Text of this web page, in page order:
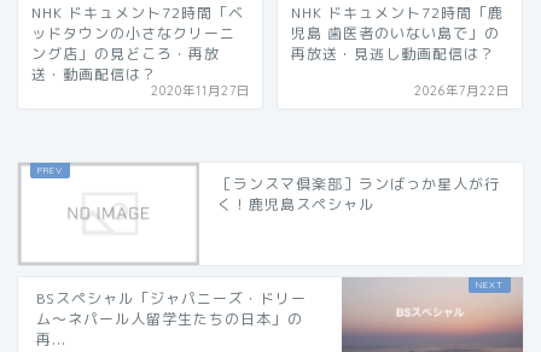
NHK ドキュメント72時間「ベ
ッドタウンの小さなクリーニ
ング店」の見どころ・再放
送・動画配信は？
2020年11月27日
NHK ドキュメント72時間「鹿
児島 歯医者のいない島で」の
再放送・見逃し動画配信は？
2026年7月22日
［ランスマ倶楽部］ランばっか星人が行
く！鹿児島スペシャル
BSスペシャル「ジャパニーズ・ドリー
ム〜ネパール人留学生たちの日本」の
再...